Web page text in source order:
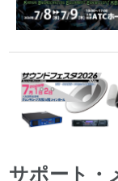
サポート・